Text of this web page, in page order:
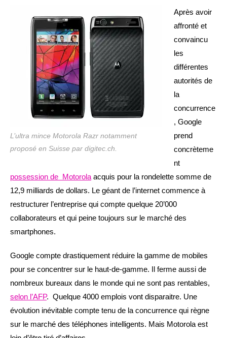
L’ultra mince Motorola Razr notamment
proposé en Suisse par digitec.ch.
Après avoir
affronté et
convaincu
les
différentes
autorités de
la
concurrence
, Google
prend
concrèteme
nt
possession de Motorola acquis pour la rondelette somme de
12,9 milliards de dollars. Le géant de l’internet commence à
restructurer l’entreprise qui compte quelque 20’000
collaborateurs et qui peine toujours sur le marché des
smartphones.
Google compte drastiquement réduire la gamme de mobiles
pour se concentrer sur le haut-de-gamme. Il ferme aussi de
nombreux bureaux dans le monde qui ne sont pas rentables,
selon l’AFP. Quelque 4000 emplois vont disparaitre. Une
évolution inévitable compte tenu de la concurrence qui règne
sur le marché des téléphones intelligents. Mais Motorola est